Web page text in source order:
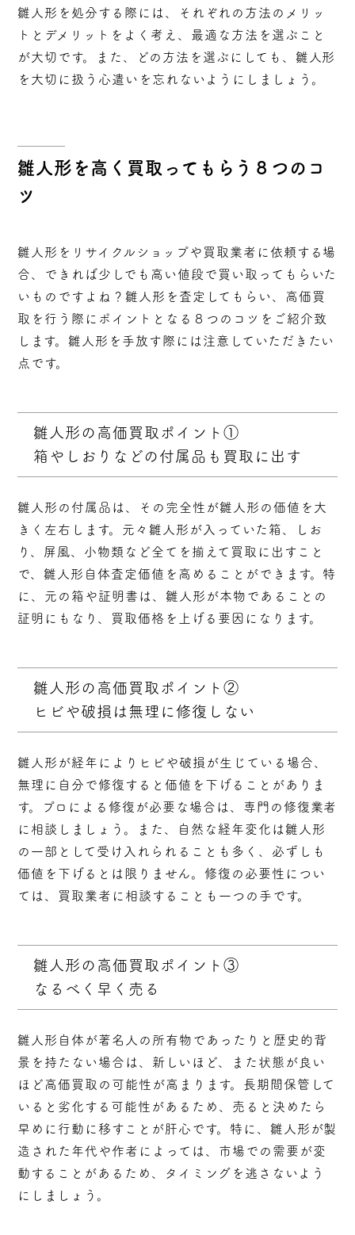
雛人形を処分する際には、それぞれの方法のメリッ
トとデメリットをよく考え、最適な方法を選ぶこと
が大切です。また、どの方法を選ぶにしても、雛人形
を大切に扱う心遣いを忘れないようにしましょう。
雛人形を高く買取ってもらう８つのコ
ツ
雛人形をリサイクルショップや買取業者に依頼する場
合、できれば少しでも高い値段で買い取ってもらいた
いものですよね？雛人形を査定してもらい、高価買
取を行う際にポイントとなる８つのコツをご紹介致
します。雛人形を手放す際には注意していただきたい
点です。
雛人形の高価買取ポイント①
箱やしおりなどの付属品も買取に出す
雛人形の付属品は、その完全性が雛人形の価値を大
きく左右します。元々雛人形が入っていた箱、しお
り、屏風、小物類など全てを揃えて買取に出すこと
で、雛人形自体査定価値を高めることができます。特
に、元の箱や証明書は、雛人形が本物であることの
証明にもなり、買取価格を上げる要因になります。
雛人形の高価買取ポイント②
ヒビや破損は無理に修復しない
雛人形が経年によりヒビや破損が生じている場合、
無理に自分で修復すると価値を下げることがありま
す。プロによる修復が必要な場合は、専門の修復業者
に相談しましょう。また、自然な経年変化は雛人形
の一部として受け入れられることも多く、必ずしも
価値を下げるとは限りません。修復の必要性につい
ては、買取業者に相談することも一つの手です。
雛人形の高価買取ポイント③
なるべく早く売る
雛人形自体が著名人の所有物であったりと歴史的背
景を持たない場合は、新しいほど、また状態が良い
ほど高価買取の可能性が高まります。長期間保管して
いると劣化する可能性があるため、売ると決めたら
早めに行動に移すことが肝心です。特に、雛人形が製
造された年代や作者によっては、市場での需要が変
動することがあるため、タイミングを逃さないよう
にしましょう。